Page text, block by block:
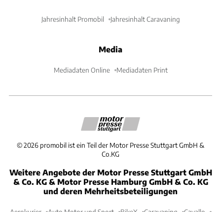
Jahresinhalt Promobil Jahresinhalt Caravaning
Media
Mediadaten Online Mediadaten Print
©2026 promobil ist ein Teil der Motor Presse Stuttgart GmbH &
Co.KG
Weitere Angebote der Motor Presse Stuttgart GmbH
& Co. KG & Motor Presse Hamburg GmbH & Co. KG
und deren Mehrheitsbeteiligungen